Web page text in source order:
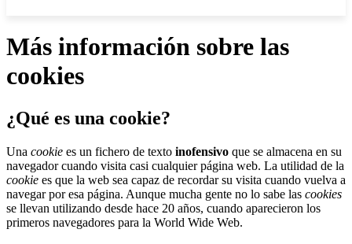
Más información sobre las
cookies
¿Qué es una cookie?
Una cookie es un fichero de texto inofensivo que se almacena en su
navegador cuando visita casi cualquier página web. La utilidad de la
cookie es que la web sea capaz de recordar su visita cuando vuelva a
navegar por esa página. Aunque mucha gente no lo sabe las cookies
se llevan utilizando desde hace 20 años, cuando aparecieron los
primeros navegadores para la World Wide Web.